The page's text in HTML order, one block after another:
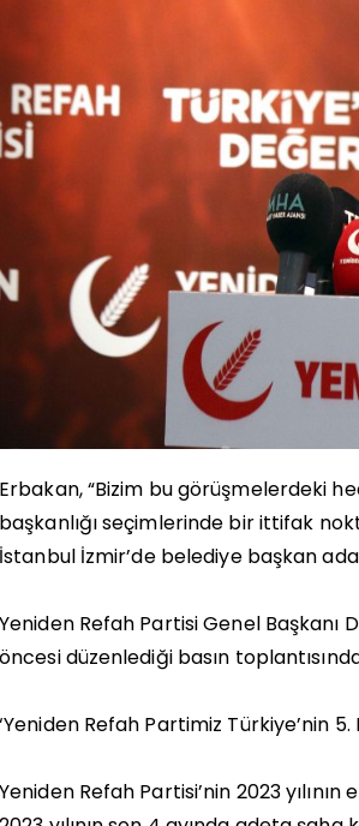
Erbakan, “Bizim bu görüşmelerdeki
başkanlığı seçimlerinde bir ittifak
İstanbul İzmir’de belediye başkan
Yeniden Refah Partisi Genel Başkanı
öncesi düzenlediği basın
‘Yeniden Refah Partimiz Türkiye’nin
Yeniden Refah Partisi’nin 2023